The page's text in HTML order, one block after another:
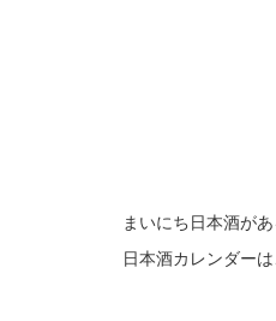
まいにち日本酒が
日本酒カレンダー